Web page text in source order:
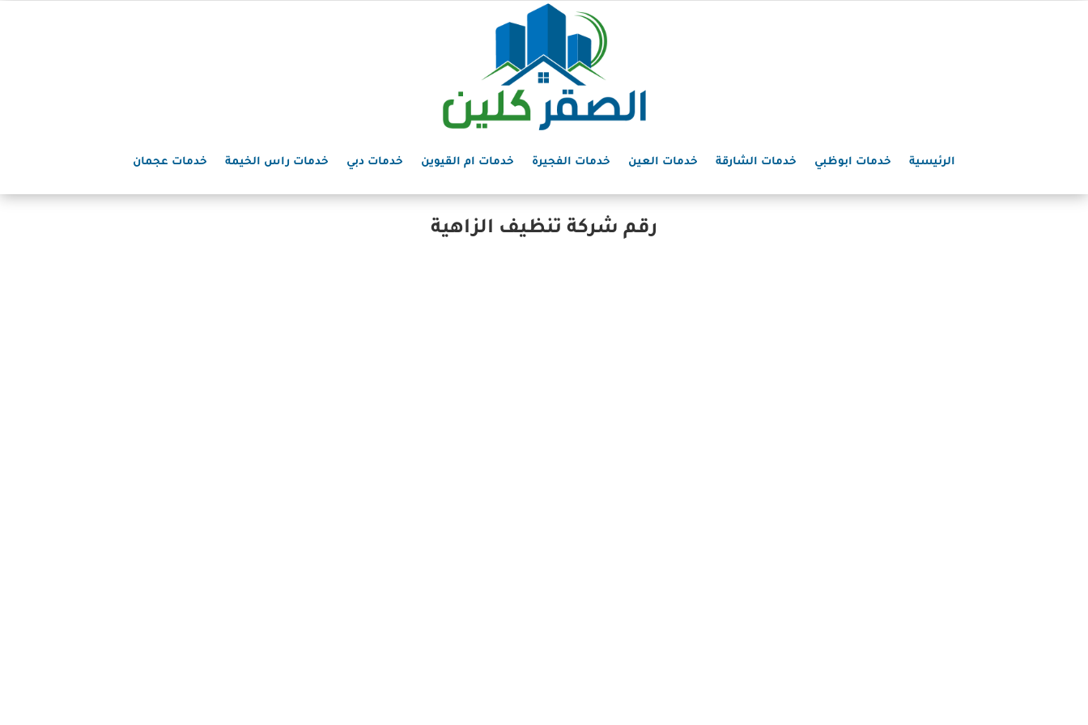
الرئيسية خدمات ابوظبي خدمات الشارقة خدمات العين خدمات الفجيرة خدمات ام القيوين خدمات دبي خدمات راس الخيمة خدمات عجمان
رقم شركة تنظيف الزاهية